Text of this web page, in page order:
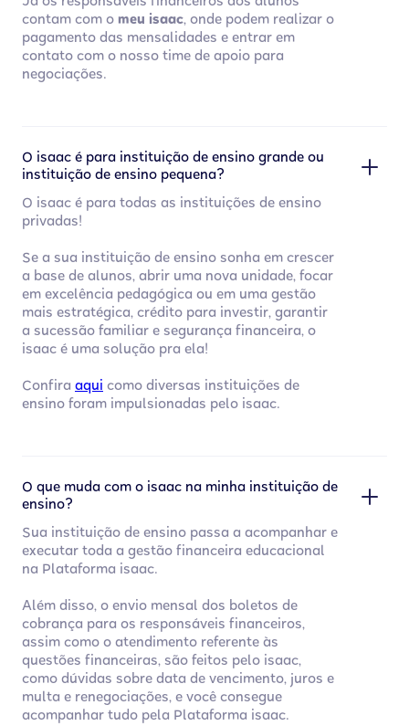
contam com o meu isaac, onde podem realizar o
pagamento das mensalidades e entrar em
contato com o nosso time de apoio para
negociações.
O isaac é para instituição de ensino grande ou
instituição de ensino pequena?
O isaac é para todas as instituições de ensino
privadas!
Se a sua instituição de ensino sonha em crescer
a base de alunos, abrir uma nova unidade, focar
em excelência pedagógica ou em uma gestão
mais estratégica, crédito para investir, garantir
a sucessão familiar e segurança financeira, o
isaac é uma solução pra ela!
Confira aqui como diversas instituições de
ensino foram impulsionadas pelo isaac.
O que muda com o isaac na minha instituição de
ensino?
Sua instituição de ensino passa a acompanhar e
executar toda a gestão financeira educacional
na Plataforma isaac.
Além disso, o envio mensal dos boletos de
cobrança para os responsáveis financeiros,
assim como o atendimento referente às
questões financeiras, são feitos pelo isaac,
como dúvidas sobre data de vencimento, juros e
multa e renegociações, e você consegue
acompanhar tudo pela Plataforma isaac.